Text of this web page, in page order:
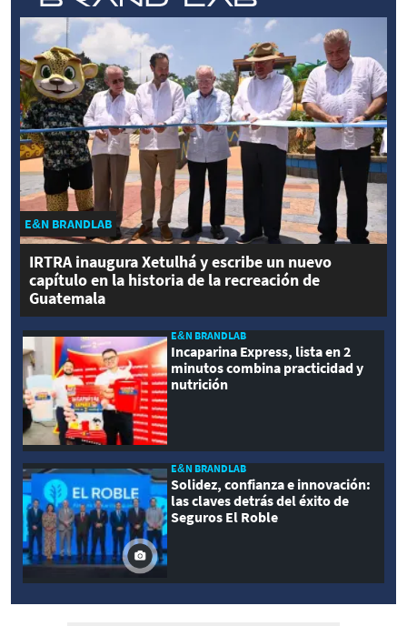
E&N BRANDLAB
IRTRA inaugura Xetulhá y escribe un nuevo
capítulo en la historia de la recreación de
Guatemala
E&N BRANDLAB
Incaparina Express, lista en 2
minutos combina practicidad y
nutrición
E&N BRANDLAB
Solidez, confianza e innovación:
las claves detrás del éxito de
Seguros El Roble